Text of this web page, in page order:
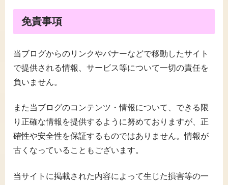
免責事項
当ブログからのリンクやバナーなどで移動したサイト
で提供される情報、サービス等について一切の責任を
負いません。
また当ブログのコンテンツ・情報について、できる限
り正確な情報を提供するように努めておりますが、正
確性や安全性を保証するものではありません。情報が
古くなっていることもございます。
当サイトに掲載された内容によって生じた損害等の一